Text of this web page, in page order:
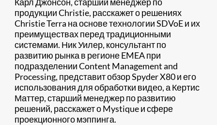
продукции Christie, расскажет о решениях
Christie Terra на основе технологии SDVoE и их
преимуществах перед традиционными
системами. Ник Уилер, консультант по
развитию рынка в регионе EMEA при
подразделении Content Management and
Processing, представит обзор Spyder X80 и его
использования для обработки видео, а Кертис
Маттер, старший менеджер по развитию
решений, расскажет о Mystique и сфере
проекционного мэппинга.